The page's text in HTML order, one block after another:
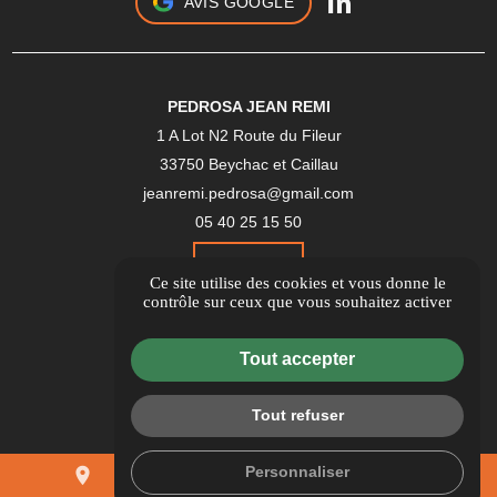
place mail
PEDROSA JEAN REMI
1 A Lot N2 Route du Fileur
33750 Beychac et Caillau
jeanremi.pedrosa@gmail.com
05 40 25 15 50
Informations complémentaires
Politique de confidentialité
Gestion des cookies
Ce site utilise des cookies et vous donne le
contrôle sur ceux que vous souhaitez activer
Tout accepter
Tout refuser
Personnaliser